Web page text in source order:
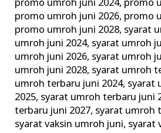
promo umroh juni 2024, promo
promo umroh juni 2026, promo
promo umroh juni 2028, syarat
umroh juni 2024, syarat umroh
umroh juni 2026, syarat umroh
umroh juni 2028, syarat umroh
umroh terbaru juni 2024, syarat
2025, syarat umroh terbaru juni
terbaru juni 2027, syarat umroh
syarat vaksin umroh juni, syarat